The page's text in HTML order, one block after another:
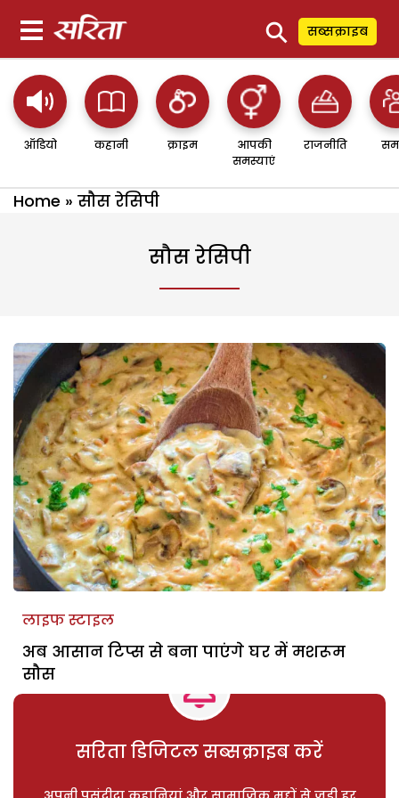
⚲ सब्सक्राइब
ऑडियो कहानी क्राइम
आपकी
समस्याएं
राजनीति
Home » सौस रेसिपी
सौस रेसिपी
लाइफ स्टाइल
अब आसान टिप्स से बना पाएंगे घर में मशरूम
सौस
सरिता डिजिटल सब्सक्राइब करें